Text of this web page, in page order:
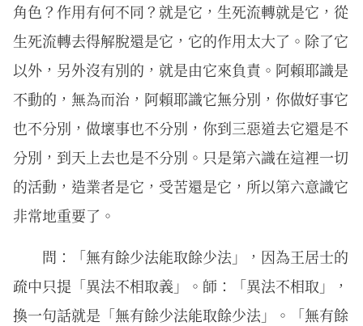
角色？作用有何不同？就是它，生死流轉就是它，從
生死流轉去得解脫還是它，它的作用太大了。除了它
以外，另外沒有別的，就是由它來負責。阿賴耶識是
不動的，無為而治，阿賴耶識它無分別，你做好事它
也不分別，做壞事也不分別，你到三惡道去它還是不
分別，到天上去也是不分別。只是第六識在這裡一切
的活動，造業者是它，受苦還是它，所以第六意識它
非常地重要了。
問：「無有餘少法能取餘少法」，因為王居士的
疏中只提「異法不相取義」。師：「異法不相取」，
換一句話就是「無有餘少法能取餘少法」。「無有餘